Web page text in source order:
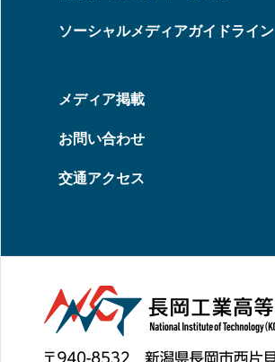
ソーシャルメディアガイドライン
メディア掲載
お問い合わせ
交通アクセス